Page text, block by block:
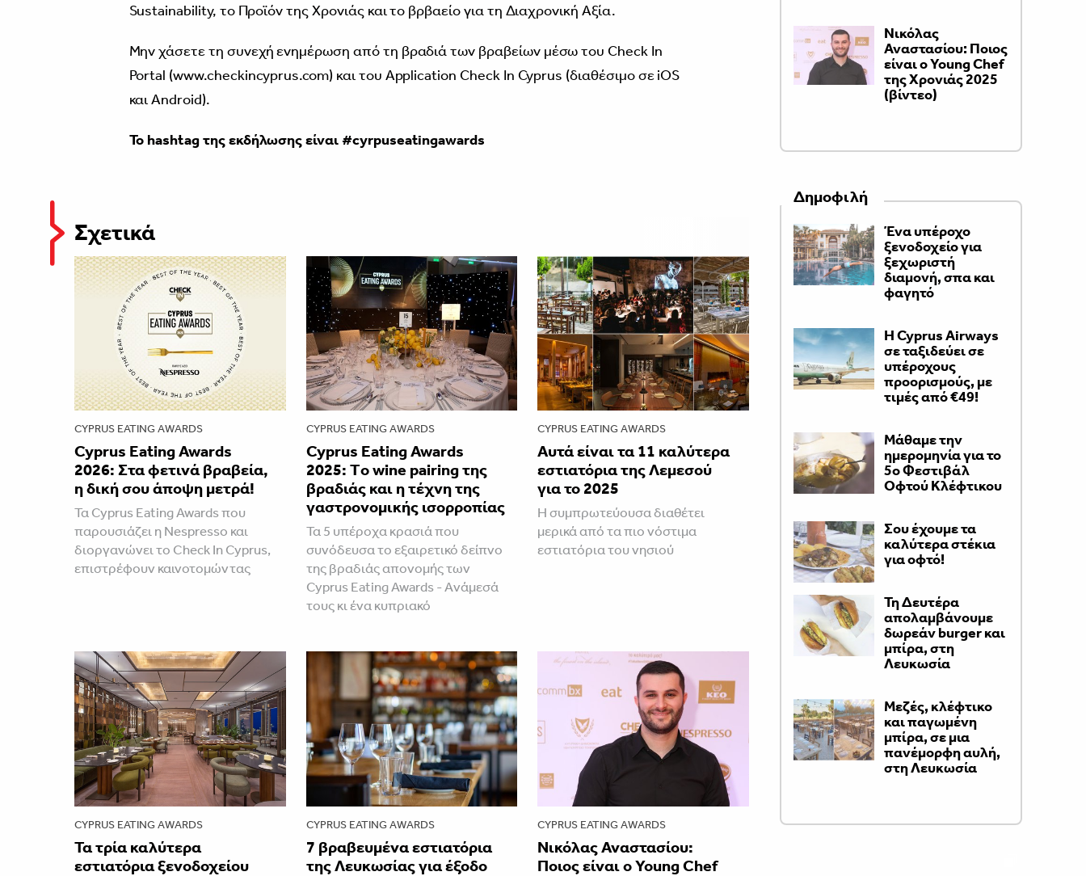
Sustainability, το Προϊόν της Χρονιάς και το βρβαείο για τη Διαχρονική Αξία.
Μην χάσετε τη συνεχή ενημέρωση από τη βραδιά των βραβείων μέσω του Check In
Portal (www.checkincyprus.com) και του Application Check In Cyprus (διαθέσιμο σε iOS
και Android).
To hashtag της εκδήλωσης είναι #cyrpuseatingawards
Σχετικά
CYPRUS EATING AWARDS
Cyprus Eating Awards
2026: Στα φετινά βραβεία,
η δική σου άποψη μετρά!
Τα Cyprus Eating Awards που
παρουσιάζει η Nespresso και
διοργανώνει το Check In Cyprus,
επιστρέφουν καινοτομώντας
CYPRUS EATING AWARDS
Cyprus Eating Awards
2025: Τo wine pairing της
βραδιάς και η τέχνη της
γαστρονομικής ισορροπίας
Τα 5 υπέροχα κρασιά που
συνόδευσα το εξαιρετικό δείπνο
της βραδιάς απονομής των
Cyprus Eating Awards - Aνάμεσά
τους κι ένα κυπριακό
CYPRUS EATING AWARDS
Αυτά είναι τα 11 καλύτερα
εστιατόρια της Λεμεσού
για το 2025
Η συμπρωτεύουσα διαθέτει
μερικά από τα πιο νόστιμα
εστιατόρια του νησιού
CYPRUS EATING AWARDS
Τα τρία καλύτερα
εστιατόρια ξενοδοχείου
CYPRUS EATING AWARDS
7 βραβευμένα εστιατόρια
της Λευκωσίας για έξοδο
CYPRUS EATING AWARDS
Νικόλας Αναστασίου:
Ποιος είναι ο Young Chef
Νικόλας
Αναστασίου: Ποιος
είναι ο Young Chef
της Χρονιάς 2025
(βίντεο)
Δημοφιλή
Ένα υπέροχο
ξενοδοχείο για
ξεχωριστή
διαμονή, σπα και
φαγητό
H Cyprus Airways
σε ταξιδεύει σε
υπέροχους
προορισμούς, με
τιμές από €49!
Μάθαμε την
ημερομηνία για το
5ο Φεστιβάλ
Οφτού Κλέφτικου
Σου έχουμε τα
καλύτερα στέκια
για οφτό!
Τη Δευτέρα
απολαμβάνουμε
δωρεάν burger και
μπίρα, στη
Λευκωσία
Μεζές, κλέφτικο
και παγωμένη
μπίρα, σε μια
πανέμορφη αυλή,
στη Λευκωσία